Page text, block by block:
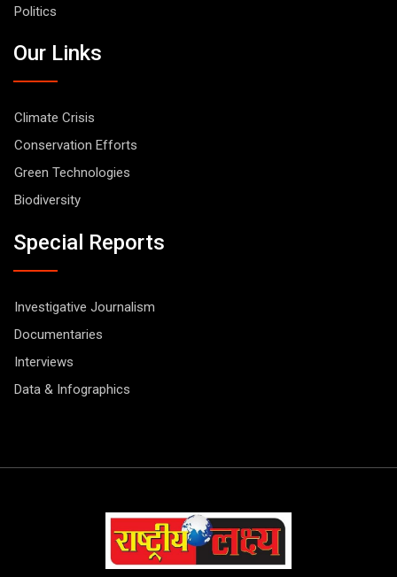
Politics
Our Links
Climate Crisis
Conservation Efforts
Green Technologies
Biodiversity
Special Reports
Investigative Journalism
Documentaries
Interviews
Data & Infographics